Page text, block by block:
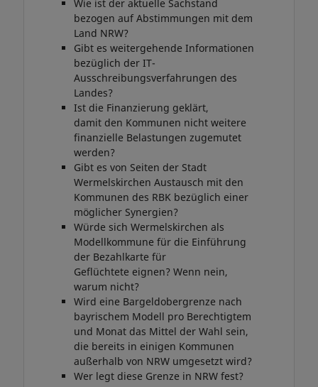
Wie ist der aktuelle Sachstand
bezogen auf Abstimmungen mit dem
Land NRW?
Gibt es weitergehende Informationen
bezüglich der IT-
Ausschreibungsverfahrungen des
Landes?
Ist die Finanzierung geklärt,
damit den Kommunen nicht weitere
finanzielle Belastungen zugemutet
werden?
Gibt es von Seiten der Stadt
Wermelskirchen Austausch mit den
Kommunen des RBK bezüglich einer
möglicher Synergien?
Würde sich Wermelskirchen als
Modellkommune für die Einführung
der Bezahlkarte für
Geflüchtete eignen? Wenn nein,
warum nicht?
Wird eine Bargeldobergrenze nach
bayrischem Modell pro Berechtigtem
und Monat das Mittel der Wahl sein,
die bereits in einigen Kommunen
außerhalb von NRW umgesetzt wird?
Wer legt diese Grenze in NRW fest?